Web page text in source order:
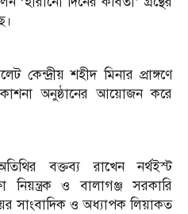
কেন্দ্রীয় শহীদ মিনার প্রাঙ্গণে
অনুষ্ঠানের আয়োজন করে
বক্তব্য রাখেন নর্থইস্ট
নিয়ন্ত্রক ও বালাগঞ্জ সরকারি
সাংবাদিক ও অধ্যাপক লিয়াকত